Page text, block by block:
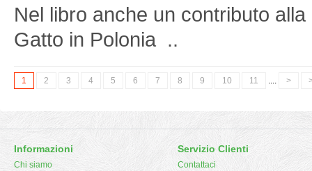
Nel libro anche un contributo
Gatto in Polonia ..
1 2 3 4 5 6 7 8 9 10 11 .... >
Informazioni
Chi siamo
Servizio Clienti
Contattaci